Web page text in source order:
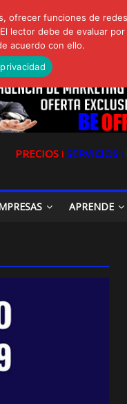
a miles de oyentes
PRECIOS ǀ SERVICIOS ǀ
APRENDE
funciones de
lector debe de evaluar
acuerdo con ello.